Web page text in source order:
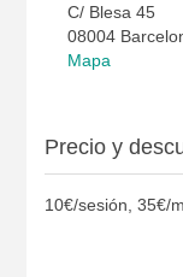
C/ Blesa 45
08004
Mapa
Precio y
10€/sesión, 35€/